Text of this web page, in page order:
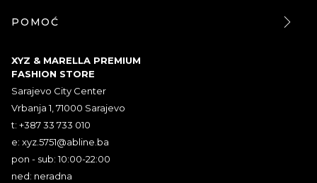
POMOĆ
XYZ & MARELLA PREMIUM
FASHION STORE
Sarajevo City Center
Vrbanja 1, 71000 Sarajevo
t: +387 33 733 010
e: xyz.5751@abline.ba
pon - sub: 10:00-22:00
ned: neradna